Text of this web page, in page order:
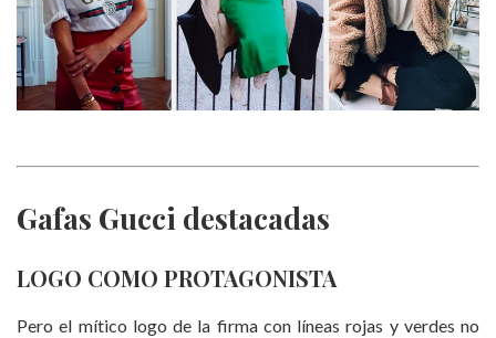
Gafas Gucci destacadas
LOGO COMO PROTAGONISTA
Pero el mítico logo de la firma con líneas rojas y verdes no